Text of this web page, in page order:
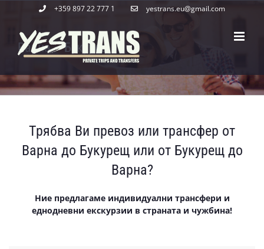
content
+359 897 22 777 1 yestrans.eu@gmail.com
Варна – Букурещ
Трябва Ви превоз или трансфер от
Варна до Букурещ или от Букурещ до
Варна?
Ние предлагаме индивидуални трансфери и
еднодневни екскурзии в страната и чужбина!